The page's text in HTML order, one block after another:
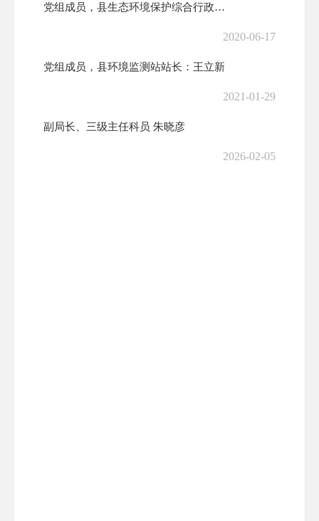
​党组成员，县生态环境保护综合行政执法队副队长：张耀斌
2020-06-17
党组成员，县环境监测站站长：王立新
2021-01-29
副局长、三级主任科员 朱晓彦
2026-02-05